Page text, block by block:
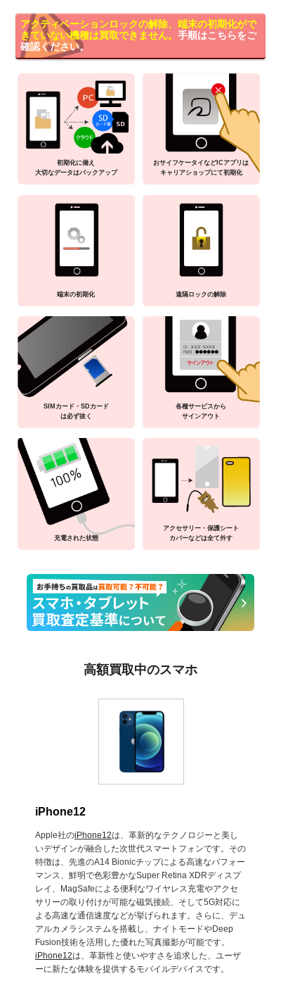
アクティベーションロックの解除、端末の初期化がで
きていない機種は買取できません。 手順はこちらをご
確認ください。
初期化に備え
大切なデータはバックアップ
おサイフケータイなどICアプリは
キャリアショップにて初期化
端末の初期化 遠隔ロックの解除
SIMカード・SDカード
は必ず抜く
各種サービスから
サインアウト
充電された状態
アクセサリー・保護シート
カバーなどは全て外す
高額買取中のスマホ
iPhone12
Apple社のiPhone12は、革新的なテクノロジーと美し
いデザインが融合した次世代スマートフォンです。その
特徴は、先進のA14 Bionicチップによる高速なパフォー
マンス、鮮明で色彩豊かなSuper Retina XDRディスプ
レイ、MagSafeによる便利なワイヤレス充電やアクセ
サリーの取り付けが可能な磁気接続、そして5G対応に
よる高速な通信速度などが挙げられます。さらに、デュ
アルカメラシステムを搭載し、ナイトモードやDeep
Fusion技術を活用した優れた写真撮影が可能です。
iPhone12は、革新性と使いやすさを追求した、ユーザ
ーに新たな体験を提供するモバイルデバイスです。